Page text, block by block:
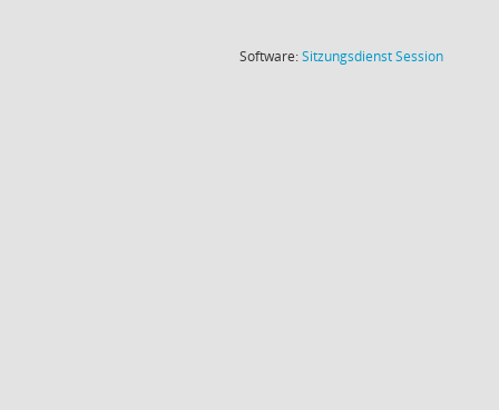
Software:SitzungsdienstSession(Wird in